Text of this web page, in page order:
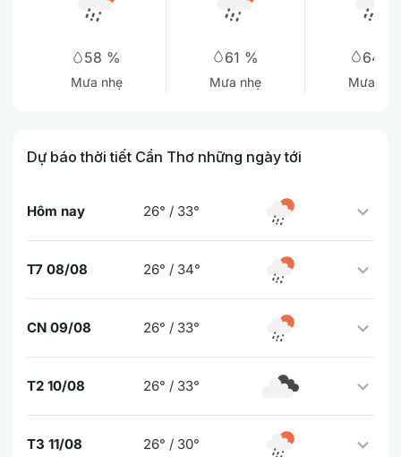
58 %
Mưa nhẹ
61 %
Mưa nhẹ
64 %
Mưa vừa
Dự báo thời tiết Cần Thơ những ngày tới
Hôm nay 26° / 33°
T7 08/08 26° / 34°
CN 09/08 26° / 33°
T2 10/08 26° / 33°
T3 11/08 26° / 30°